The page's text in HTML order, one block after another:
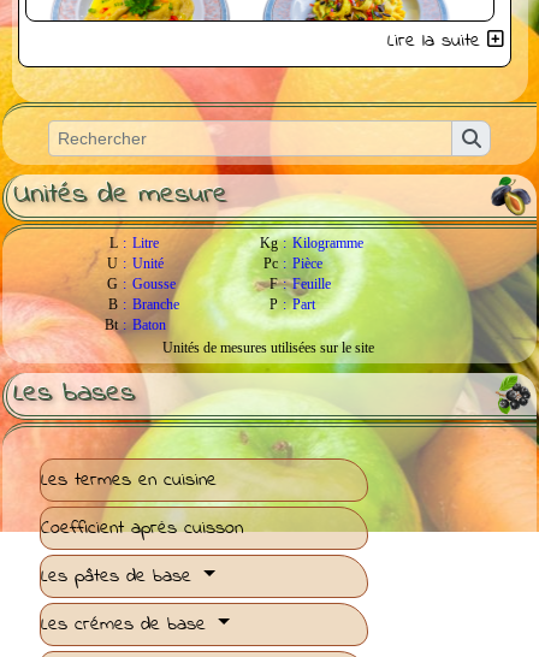
Unités de mesure
L : Litre Kg : Kilogramme
U : Unité Pc : Pièce
G : Gousse F : Feuille
B : Branche P : Part
Bt : Baton
Unités de mesures utilisées sur le site
Les bases
Les termes en cuisine
Coefficient après cuisson
Les pâtes de base
Les crémes de base
Ravioles de crevettes maison sauce
safran
Pâte fraîche maison aux légumes
Lire la suite